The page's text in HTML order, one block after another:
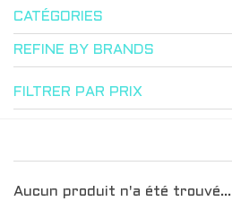
CATÉGORIES
REFINE BY BRANDS
FILTRER PAR PRIX
Aucun produit n'a été trouvé...